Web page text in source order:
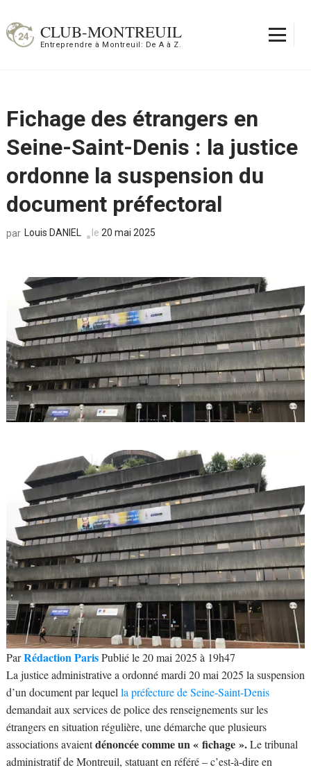
au
contenu
CLUB-MONTREUIL
Entreprendre à Montreuil: De A à Z.
Fichage des étrangers en
Seine-Saint-Denis : la justice
ordonne la suspension du
document préfectoral
par Louis DANIEL le 20 mai 2025
ParRédaction ParisPublié le 20 mai 2025 à 19h47
La justice administrative a ordonné mardi 20 mai 2025 la suspension
d’un document par lequella préfecture de Seine-Saint-Denis
demandait aux services de police des renseignements sur les
étrangers en situation régulière, une démarche que plusieurs
associations avaientdénoncée comme un « fichage ».Le tribunal
administratif de Montreuil, statuant en référé – c’est-à-dire en